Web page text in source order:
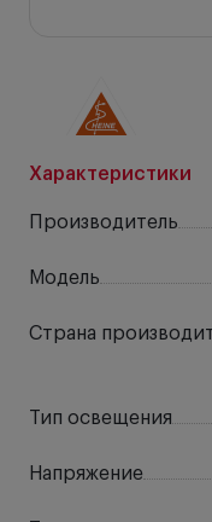
Характеристики
Производитель
Модель
Страна
Тип освещения
Напряжение